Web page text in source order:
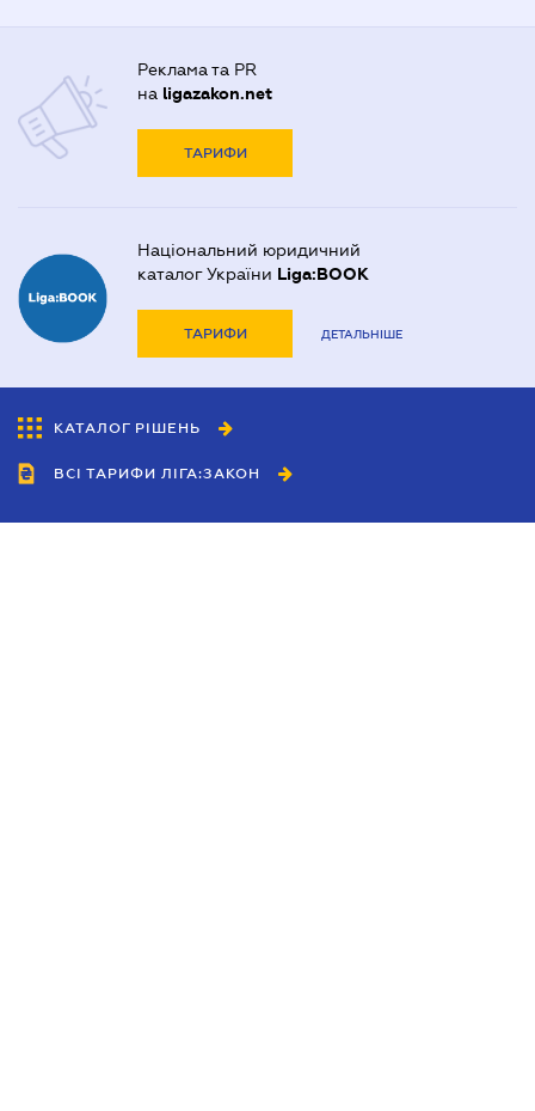
Реклама та PR
на ligazakon.net
ТАРИФИ
Національний юридичний
каталог України Liga:BOOK
ТАРИФИ ДЕТАЛЬНІШЕ
КАТАЛОГ РІШЕНЬ
ВСІ ТАРИФИ ЛІГА:ЗАКОН